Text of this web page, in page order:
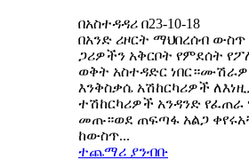
በአስተዳዳሪ በ23-10-18
በአንድ ሪዞርት ማህበረሰብ
ጋሪዎችን አቅርቦት የምደሰት
ወቅት አስተዳድር
እንቅስቃሴ አሽከርካሪዎች
ተሽከርካሪዎች አንዳንድ
መጡ።ወደ ጠፍጣፋ አልጋ
ከውስጥ...
ተጨማሪ ያንብቡ